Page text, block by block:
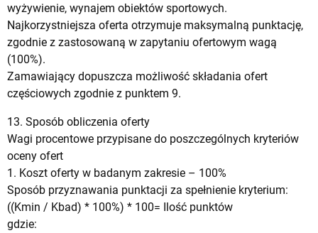
wyżywienie, wynajem obiektów sportowych.
Najkorzystniejsza oferta otrzymuje maksymalną punktację,
zgodnie z zastosowaną w zapytaniu ofertowym wagą
(100%).
Zamawiający dopuszcza możliwość składania ofert
częściowych zgodnie z punktem 9.
13. Sposób obliczenia oferty
Wagi procentowe przypisane do poszczególnych kryteriów
oceny ofert
1. Koszt oferty w badanym zakresie – 100%
Sposób przyznawania punktacji za spełnienie kryterium:
((Kmin / Kbad) * 100%) * 100= Ilość punktów
gdzie: